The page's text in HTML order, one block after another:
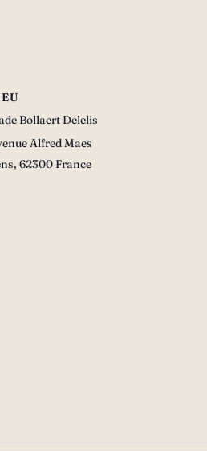
Bollaert Delelis
Alfred Maes
, 62300 France